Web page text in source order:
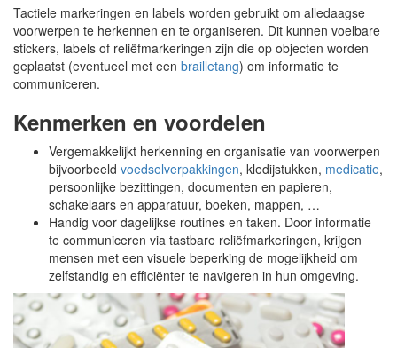
Tactiele markeringen en labels worden gebruikt om alledaagse
voorwerpen te herkennen en te organiseren. Dit kunnen voelbare
stickers, labels of reliëfmarkeringen zijn die op objecten worden
geplaatst (eventueel met een brailletang) om informatie te
communiceren.
Kenmerken en voordelen
Vergemakkelijkt herkenning en organisatie van voorwerpen
bijvoorbeeld voedselverpakkingen, kledijstukken, medicatie,
persoonlijke bezittingen, documenten en papieren,
schakelaars en apparatuur, boeken, mappen, …
Handig voor dagelijkse routines en taken. Door informatie
te communiceren via tastbare reliëfmarkeringen, krijgen
mensen met een visuele beperking de mogelijkheid om
zelfstandig en efficiënter te navigeren in hun omgeving.